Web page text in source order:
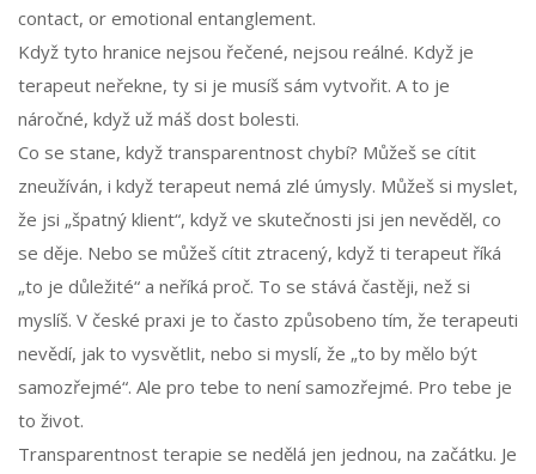
contact, or emotional entanglement.
Když tyto hranice nejsou řečené, nejsou reálné. Když je
terapeut neřekne, ty si je musíš sám vytvořit. A to je
náročné, když už máš dost bolesti.
Co se stane, když transparentnost chybí? Můžeš se cítit
zneužíván, i když terapeut nemá zlé úmysly. Můžeš si myslet,
že jsi „špatný klient“, když ve skutečnosti jsi jen nevěděl, co
se děje. Nebo se můžeš cítit ztracený, když ti terapeut říká
„to je důležité“ a neříká proč. To se stává častěji, než si
myslíš. V české praxi je to často způsobeno tím, že terapeuti
nevědí, jak to vysvětlit, nebo si myslí, že „to by mělo být
samozřejmé“. Ale pro tebe to není samozřejmé. Pro tebe je
to život.
Transparentnost terapie se nedělá jen jednou, na začátku. Je